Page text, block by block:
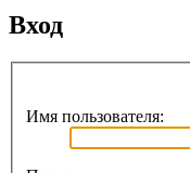
Вход
Имя пользователя: